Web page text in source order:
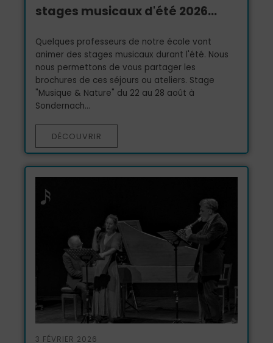
stages musicaux d'été 2026...
Quelques professeurs de notre école vont
animer des stages musicaux durant l'été. Nous
nous permettons de vous partager les
brochures de ces séjours ou ateliers. Stage
"Musique & Nature" du 22 au 28 août à
Sondernach...
DÉCOUVRIR
3 FÉVRIER 2026